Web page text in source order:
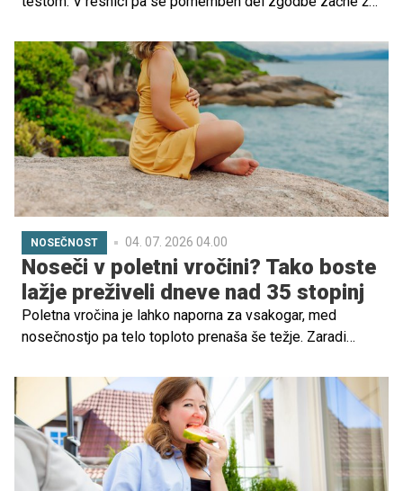
lahko vpliva tako na plodnost kot tudi na razvoj otroka v
najzgodnejših tednih nosečnosti, ko marsikatera ženska
sploh še ne ve, da je noseča.
NOSEČNOST 04. 07. 2026 04.00
Noseči v poletni vročini? Tako boste
lažje preživeli dneve nad 35 stopinj
Poletna vročina je lahko naporna za vsakogar, med
nosečnostjo pa telo toploto prenaša še težje. Zaradi
dodatnega napora, ki ga telo vlaga v razvoj otroka, se
nosečnice hitreje pregrejejo in dehidrirajo.